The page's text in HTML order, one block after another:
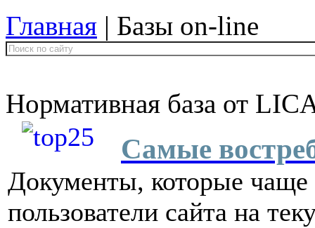
Главная | Базы on-line
Нормативная база от
Самые
Документы, которые чаще
пользователи сайта на